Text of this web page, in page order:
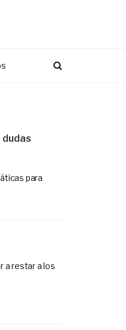
dudas
para
a restar a los